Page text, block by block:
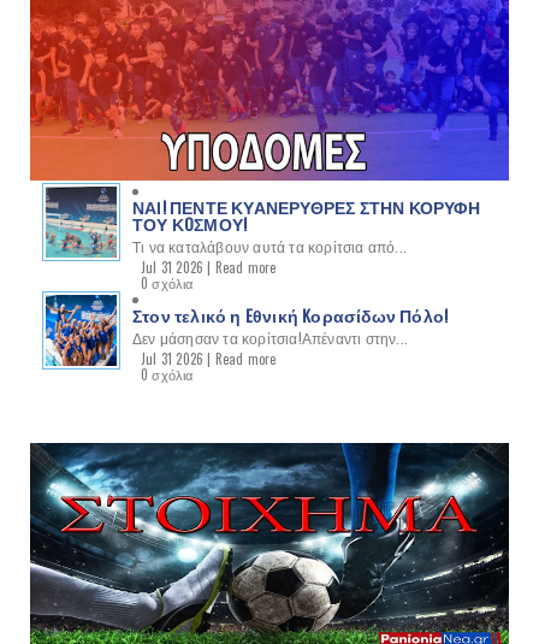
ΝΑΙ! ΠΕΝΤΕ ΚΥΑΝΕΡΥΘΡΕΣ ΣΤΗΝ ΚΟΡΥΦΗ
ΤΟΥ ΚOΣΜΟΥ!
Τι να καταλάβουν αυτά τα κορίτσια από...
Jul 31 2026 | Read more
0 σχόλια
Στον τελικό η Eθνική Kορασίδων Πόλο!
Δεν μάσησαν τα κορίτσια!Απέναντι στην...
Jul 31 2026 | Read more
0 σχόλια